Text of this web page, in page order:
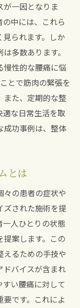
一因となりま
中には、これら
られます。しか
多数あります。
慢性的な腰痛に悩
とで筋肉の緊張を
また、定期的な整
な日常生活を取
成功事例は、整体
とは
の患者の症状や
ズされた施術を提
人ひとりの状態
案します。この
えるための手技や
ドバイスが含まれ
い腰痛に対して
です。これによ